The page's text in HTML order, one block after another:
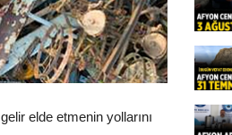
elde etmenin yollarını